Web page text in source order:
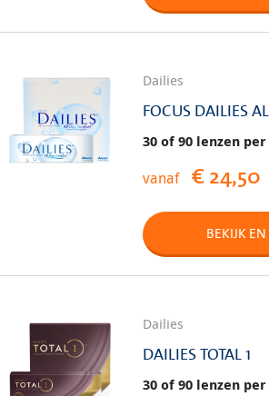
Dailies
FOCUS DAILIES
30 of 90 lenzen
vanaf € 24,50
BEKIJK EN
Dailies
DAILIES TOTAL 1
30 of 90 lenzen